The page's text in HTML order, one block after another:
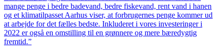
mange penge i bedre badevand, bedre fiskevand, rent vand i hanen
og et klimatilpasset Aarhus viser, at forbrugernes penge kommer ud
at arbejde for det fælles bedste. Inkluderet i vores investeringer i
2022 er også en omstilling til en grønnere og mere bæredygtig
fremtid.”